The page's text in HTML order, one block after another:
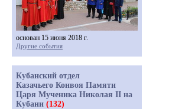
основан 15 июня 2018 г.
Другие события
Кубанский отдел
Казачьего Конвоя Памяти
Царя Мученика Николая II на
Кубани (132)